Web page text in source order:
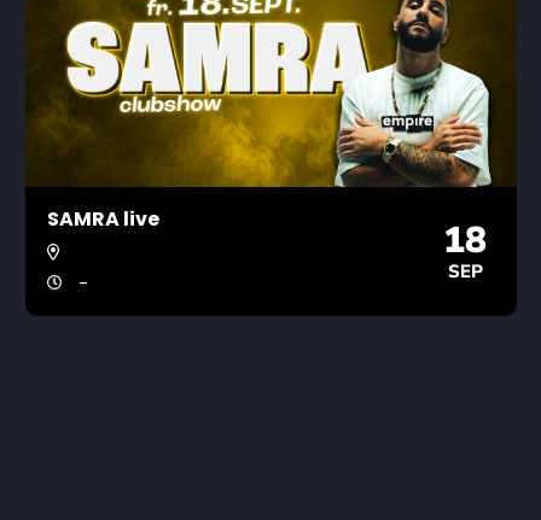
SAMRA live
-
18
SEP